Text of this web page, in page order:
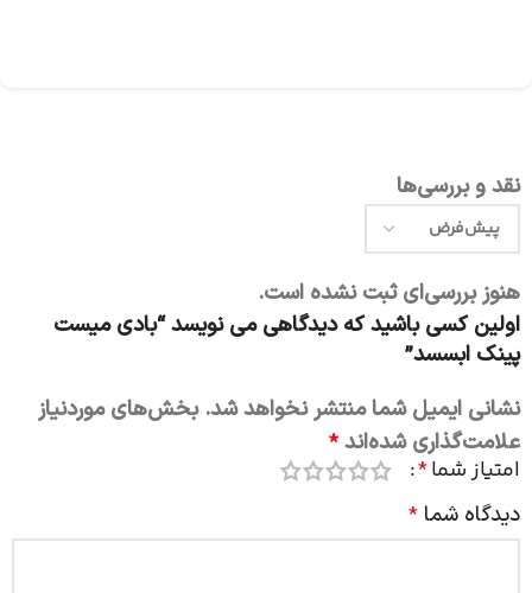
نقد و بررسی‌ها
هنوز بررسی‌ای ثبت نشده است.
اولین کسی باشید که دیدگاهی می نویسد “بادی میست
پینک ابسسد”
نشانی ایمیل شما منتشر نخواهد شد. بخش‌های موردنیاز
علامت‌گذاری شده‌اند *
امتیاز شما*
دیدگاه شما *